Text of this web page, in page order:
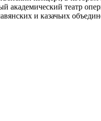
академический театр
и казачьих